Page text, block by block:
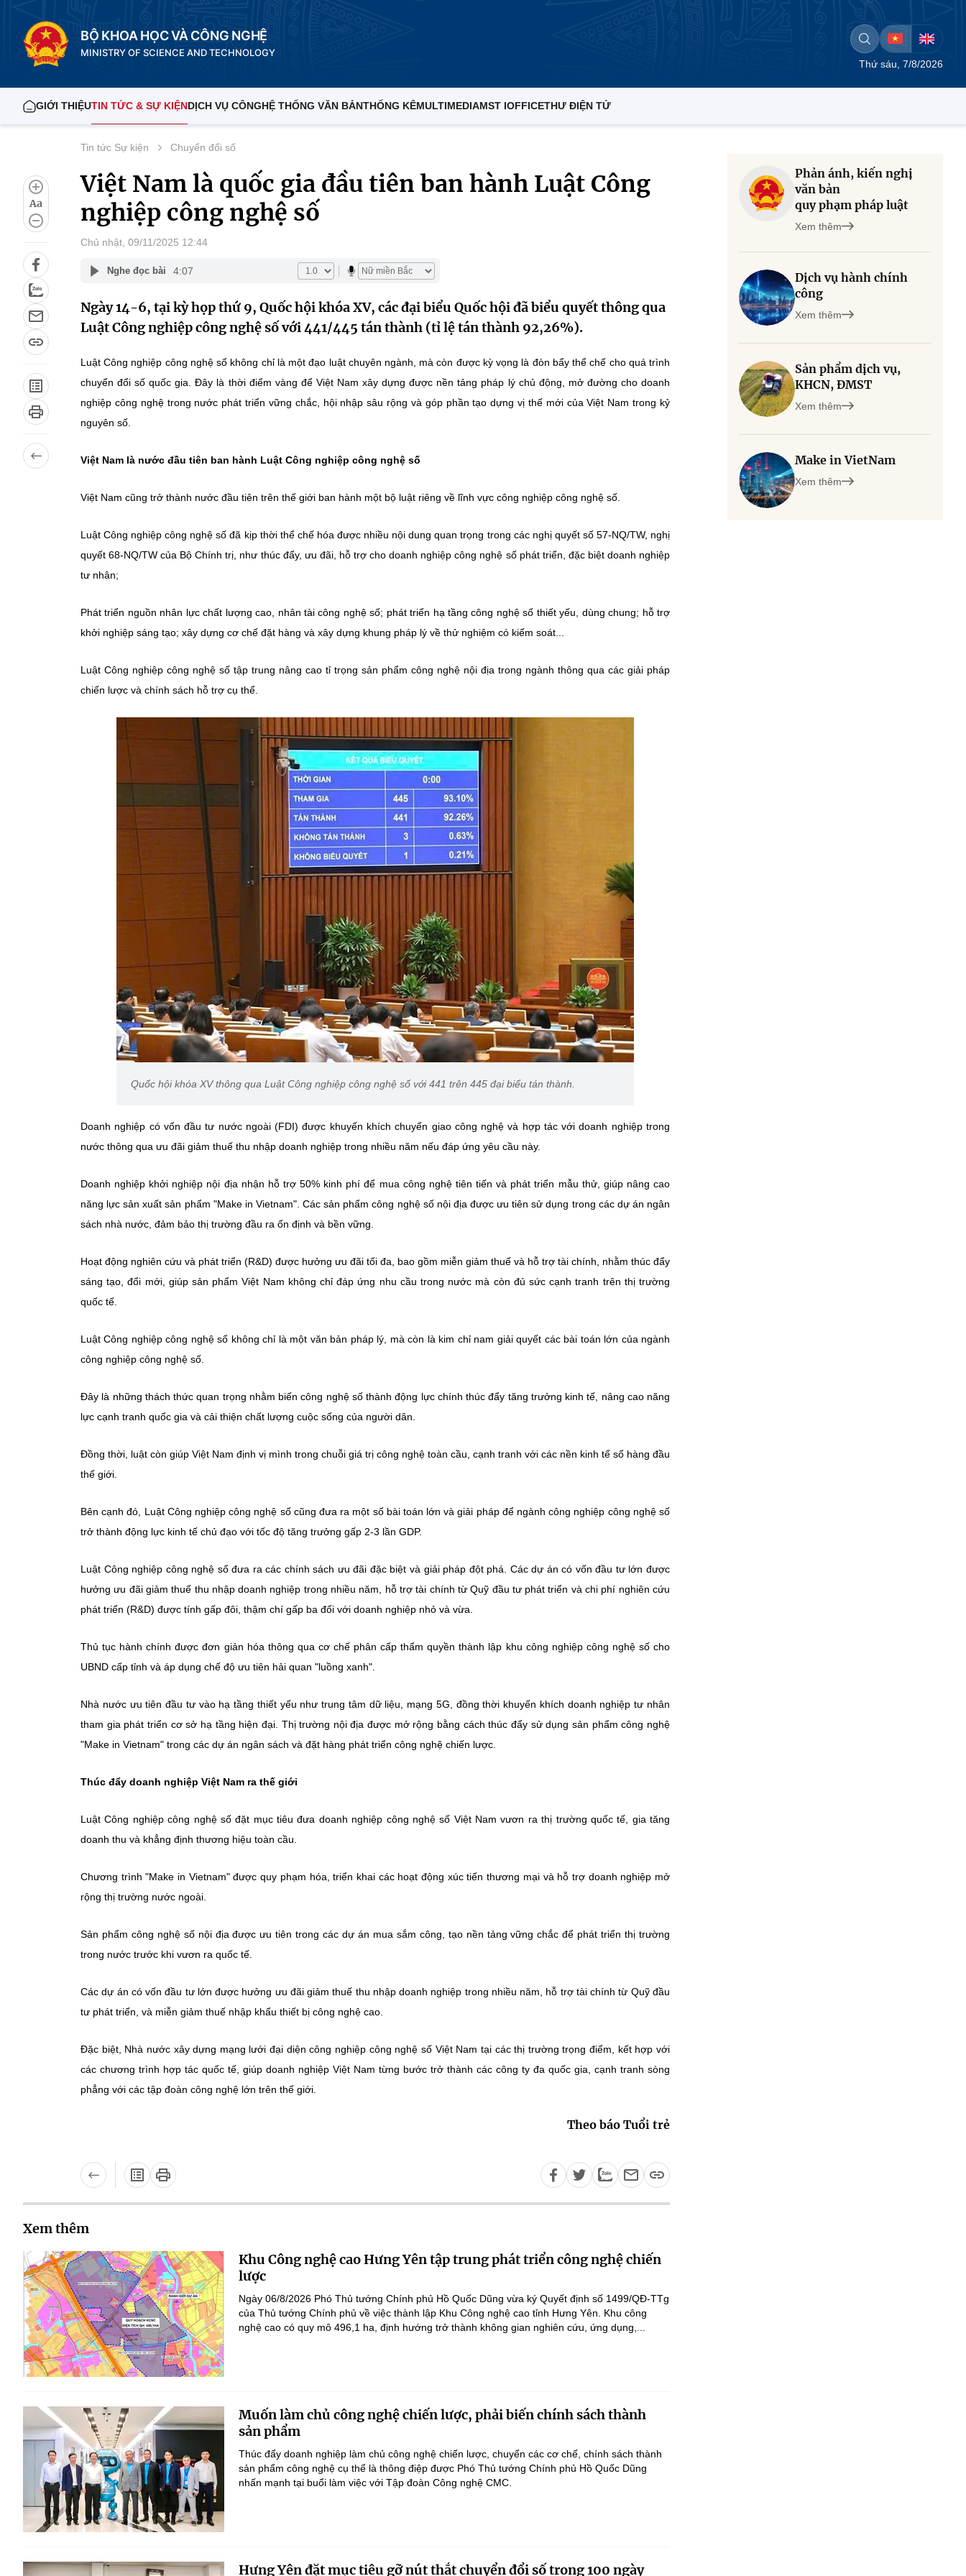
BỘ KHOA HỌC VÀ CÔNG NGHỆ
MINISTRY OF SCIENCE AND TECHNOLOGY
Thứ sáu, 7/8/2026
GIỚI THIỆUTIN TỨC & SỰ KIỆNDỊCH VỤ CÔNGHỆ THỐNG VĂN BẢNTHỐNG KÊMULTIMEDIAMST IOFFICETHƯ ĐIỆN TỬ
Aa
Tin tức Sự kiện Chuyển đổi số
Việt Nam là quốc gia đầu tiên ban hành Luật Công
nghiệp công nghệ số
Chủ nhật, 09/11/2025 12:44
Nghe đọc bài 4:07
Ngày 14-6, tại kỳ họp thứ 9, Quốc hội khóa XV, các đại biểu Quốc hội đã biểu quyết thông qua
Luật Công nghiệp công nghệ số với 441/445 tán thành (tỉ lệ tán thành 92,26%).
Luật Công nghiệp công nghệ số không chỉ là một đạo luật chuyên ngành, mà còn được kỳ vọng là đòn bẩy thể chế cho quá trình
chuyển đổi số quốc gia. Đây là thời điểm vàng để Việt Nam xây dựng được nền tảng pháp lý chủ động, mở đường cho doanh
nghiệp công nghệ trong nước phát triển vững chắc, hội nhập sâu rộng và góp phần tạo dựng vị thế mới của Việt Nam trong kỷ
nguyên số.
Việt Nam là nước đầu tiên ban hành Luật Công nghiệp công nghệ số
Việt Nam cũng trở thành nước đầu tiên trên thế giới ban hành một bộ luật riêng về lĩnh vực công nghiệp công nghệ số.
Luật Công nghiệp công nghệ số đã kịp thời thể chế hóa được nhiều nội dung quan trọng trong các nghị quyết số 57-NQ/TW, nghị
quyết 68-NQ/TW của Bộ Chính trị, như thúc đẩy, ưu đãi, hỗ trợ cho doanh nghiệp công nghệ số phát triển, đặc biệt doanh nghiệp
tư nhân;
Phát triển nguồn nhân lực chất lượng cao, nhân tài công nghệ số; phát triển hạ tầng công nghệ số thiết yếu, dùng chung; hỗ trợ
khởi nghiệp sáng tạo; xây dựng cơ chế đặt hàng và xây dựng khung pháp lý về thử nghiệm có kiểm soát...
Luật Công nghiệp công nghệ số tập trung nâng cao tỉ trọng sản phẩm công nghệ nội địa trong ngành thông qua các giải pháp
chiến lược và chính sách hỗ trợ cụ thể.
Quốc hội khóa XV thông qua Luật Công nghiệp công nghệ số với 441 trên 445 đại biểu tán thành.
Doanh nghiệp có vốn đầu tư nước ngoài (FDI) được khuyến khích chuyển giao công nghệ và hợp tác với doanh nghiệp trong
nước thông qua ưu đãi giảm thuế thu nhập doanh nghiệp trong nhiều năm nếu đáp ứng yêu cầu này.
Doanh nghiệp khởi nghiệp nội địa nhận hỗ trợ 50% kinh phí để mua công nghệ tiên tiến và phát triển mẫu thử, giúp nâng cao
năng lực sản xuất sản phẩm "Make in Vietnam". Các sản phẩm công nghệ số nội địa được ưu tiên sử dụng trong các dự án ngân
sách nhà nước, đảm bảo thị trường đầu ra ổn định và bền vững.
Hoạt động nghiên cứu và phát triển (R&D) được hưởng ưu đãi tối đa, bao gồm miễn giảm thuế và hỗ trợ tài chính, nhằm thúc đẩy
sáng tạo, đổi mới, giúp sản phẩm Việt Nam không chỉ đáp ứng nhu cầu trong nước mà còn đủ sức cạnh tranh trên thị trường
quốc tế.
Luật Công nghiệp công nghệ số không chỉ là một văn bản pháp lý, mà còn là kim chỉ nam giải quyết các bài toán lớn của ngành
công nghiệp công nghệ số.
Đây là những thách thức quan trọng nhằm biến công nghệ số thành động lực chính thúc đẩy tăng trưởng kinh tế, nâng cao năng
lực cạnh tranh quốc gia và cải thiện chất lượng cuộc sống của người dân.
Đồng thời, luật còn giúp Việt Nam định vị mình trong chuỗi giá trị công nghệ toàn cầu, cạnh tranh với các nền kinh tế số hàng đầu
thế giới.
Bên cạnh đó, Luật Công nghiệp công nghệ số cũng đưa ra một số bài toán lớn và giải pháp để ngành công nghiệp công nghệ số
trở thành động lực kinh tế chủ đạo với tốc độ tăng trưởng gấp 2-3 lần GDP.
Luật Công nghiệp công nghệ số đưa ra các chính sách ưu đãi đặc biệt và giải pháp đột phá. Các dự án có vốn đầu tư lớn được
hưởng ưu đãi giảm thuế thu nhập doanh nghiệp trong nhiều năm, hỗ trợ tài chính từ Quỹ đầu tư phát triển và chi phí nghiên cứu
phát triển (R&D) được tính gấp đôi, thậm chí gấp ba đối với doanh nghiệp nhỏ và vừa.
Thủ tục hành chính được đơn giản hóa thông qua cơ chế phân cấp thẩm quyền thành lập khu công nghiệp công nghệ số cho
UBND cấp tỉnh và áp dụng chế độ ưu tiên hải quan "luồng xanh".
Nhà nước ưu tiên đầu tư vào hạ tầng thiết yếu như trung tâm dữ liệu, mạng 5G, đồng thời khuyến khích doanh nghiệp tư nhân
tham gia phát triển cơ sở hạ tầng hiện đại. Thị trường nội địa được mở rộng bằng cách thúc đẩy sử dụng sản phẩm công nghệ
"Make in Vietnam" trong các dự án ngân sách và đặt hàng phát triển công nghệ chiến lược.
Thúc đẩy doanh nghiệp Việt Nam ra thế giới
Luật Công nghiệp công nghệ số đặt mục tiêu đưa doanh nghiệp công nghệ số Việt Nam vươn ra thị trường quốc tế, gia tăng
doanh thu và khẳng định thương hiệu toàn cầu.
Chương trình "Make in Vietnam" được quy phạm hóa, triển khai các hoạt động xúc tiến thương mại và hỗ trợ doanh nghiệp mở
rộng thị trường nước ngoài.
Sản phẩm công nghệ số nội địa được ưu tiên trong các dự án mua sắm công, tạo nền tảng vững chắc để phát triển thị trường
trong nước trước khi vươn ra quốc tế.
Các dự án có vốn đầu tư lớn được hưởng ưu đãi giảm thuế thu nhập doanh nghiệp trong nhiều năm, hỗ trợ tài chính từ Quỹ đầu
tư phát triển, và miễn giảm thuế nhập khẩu thiết bị công nghệ cao.
Đặc biệt, Nhà nước xây dựng mạng lưới đại diện công nghiệp công nghệ số Việt Nam tại các thị trường trọng điểm, kết hợp với
các chương trình hợp tác quốc tế, giúp doanh nghiệp Việt Nam từng bước trở thành các công ty đa quốc gia, cạnh tranh sòng
phẳng với các tập đoàn công nghệ lớn trên thế giới.
Theo báo Tuổi trẻ
Xem thêm
Khu Công nghệ cao Hưng Yên tập trung phát triển công nghệ chiến
lược
Ngày 06/8/2026 Phó Thủ tướng Chính phủ Hồ Quốc Dũng vừa ký Quyết định số 1499/QĐ-TTg
của Thủ tướng Chính phủ về việc thành lập Khu Công nghệ cao tỉnh Hưng Yên. Khu công
nghệ cao có quy mô 496,1 ha, định hướng trở thành không gian nghiên cứu, ứng dụng,...
Muốn làm chủ công nghệ chiến lược, phải biến chính sách thành
sản phẩm
Thúc đẩy doanh nghiệp làm chủ công nghệ chiến lược, chuyển các cơ chế, chính sách thành
sản phẩm công nghệ cụ thể là thông điệp được Phó Thủ tướng Chính phủ Hồ Quốc Dũng
nhấn mạnh tại buổi làm việc với Tập đoàn Công nghệ CMC.
Hưng Yên đặt mục tiêu gỡ nút thắt chuyển đổi số trong 100 ngày
Phản ánh, kiến nghị
văn bản
quy phạm pháp luật
Xem thêm
Dịch vụ hành chính
công
Xem thêm
Sản phẩm dịch vụ,
KHCN, ĐMST
Xem thêm
Make in VietNam
Xem thêm